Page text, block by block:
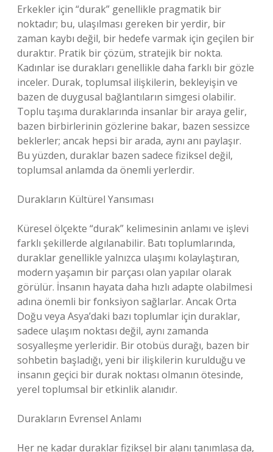
Erkekler için “durak” genellikle pragmatik bir
noktadır; bu, ulaşılması gereken bir yerdir, bir
zaman kaybı değil, bir hedefe varmak için geçilen bir
duraktır. Pratik bir çözüm, stratejik bir nokta.
Kadınlar ise durakları genellikle daha farklı bir gözle
inceler. Durak, toplumsal ilişkilerin, bekleyişin ve
bazen de duygusal bağlantıların simgesi olabilir.
Toplu taşıma duraklarında insanlar bir araya gelir,
bazen birbirlerinin gözlerine bakar, bazen sessizce
beklerler; ancak hepsi bir arada, aynı anı paylaşır.
Bu yüzden, duraklar bazen sadece fiziksel değil,
toplumsal anlamda da önemli yerlerdir.
Durakların Kültürel Yansıması
Küresel ölçekte “durak” kelimesinin anlamı ve işlevi
farklı şekillerde algılanabilir. Batı toplumlarında,
duraklar genellikle yalnızca ulaşımı kolaylaştıran,
modern yaşamın bir parçası olan yapılar olarak
görülür. İnsanın hayata daha hızlı adapte olabilmesi
adına önemli bir fonksiyon sağlarlar. Ancak Orta
Doğu veya Asya’daki bazı toplumlar için duraklar,
sadece ulaşım noktası değil, aynı zamanda
sosyalleşme yerleridir. Bir otobüs durağı, bazen bir
sohbetin başladığı, yeni bir ilişkilerin kurulduğu ve
insanın geçici bir durak noktası olmanın ötesinde,
yerel toplumsal bir etkinlik alanıdır.
Durakların Evrensel Anlamı
Her ne kadar duraklar fiziksel bir alanı tanımlasa da,